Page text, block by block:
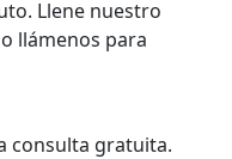
Llene nuestro
o llámenos para
consulta gratuita.